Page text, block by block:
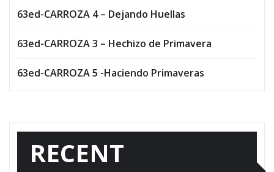
63ed-CARROZA 4 – Dejando Huellas
63ed-CARROZA 3 – Hechizo de Primavera
63ed-CARROZA 5 -Haciendo Primaveras
RECENT